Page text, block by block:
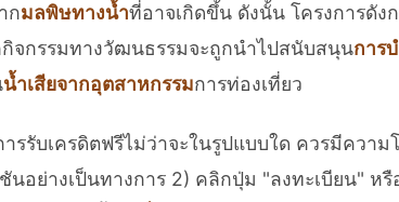
กมลพิษทางน้ำที่อาจเกิดขึ้น ดังนั้น โครงการดัง
จกรรมทางวัฒนธรรมจะถูกนำไปสนับสนุนการ
น้ำเสียจากอุตสาหกรรมการท่องเที่ยว
รับเครดิตฟรีไม่ว่าจะในรูปแบบใด ควรมีความ
นอย่างเป็นทางการ 2) คลิกปุ่ม "ลงทะเบียน"